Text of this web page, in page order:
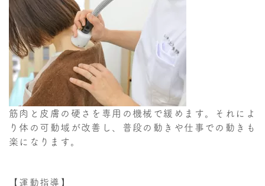
筋肉と皮膚の硬さを専用の機械で緩めます。それによ
り体の可動域が改善し、普段の動きや仕事での動きも
楽になります。
【運動指導】